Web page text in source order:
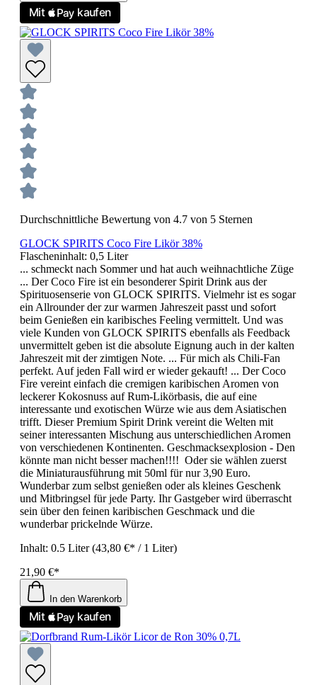
Durchschnittliche Bewertung von 4.7 von 5 Sternen
GLOCK SPIRITS Coco Fire Likör 38%
Flascheninhalt: 0,5 Liter
... schmeckt nach Sommer und hat auch weihnachtliche Züge
... Der Coco Fire ist ein besonderer Spirit Drink aus der
Spirituosenserie von GLOCK SPIRITS. Vielmehr ist es sogar
ein Allrounder der zur warmen Jahreszeit passt und sofort
beim Genießen ein karibisches Feeling vermittelt. Und was
viele Kunden von GLOCK SPIRITS ebenfalls als Feedback
unvermittelt geben ist die absolute Eignung auch in der kalten
Jahreszeit mit der zimtigen Note. ... Für mich als Chili-Fan
perfekt. Auf jeden Fall wird er wieder gekauft! ... Der Coco
Fire vereint einfach die cremigen karibischen Aromen von
leckerer Kokosnuss auf Rum-Likörbasis, die auf eine
interessante und exotischen Würze wie aus dem Asiatischen
trifft. Dieser Premium Spirit Drink vereint die Welten mit
seiner interessanten Mischung aus unterschiedlichen Aromen
von verschiedenen Kontinenten. Geschmacksexplosion - Den
könnte man nicht besser machen!!!! Oder sie wählen zuerst
die Miniaturausführung mit 50ml für nur 3,90 Euro.
Wunderbar zum selbst genießen oder als kleines Geschenk
und Mitbringsel für jede Party. Ihr Gastgeber wird überrascht
sein über den feinen karibischen Geschmack und die
wunderbar prickelnde Würze.
Inhalt: 0.5 Liter(43,80 €* / 1 Liter)
21,90 €*
In den Warenkorb